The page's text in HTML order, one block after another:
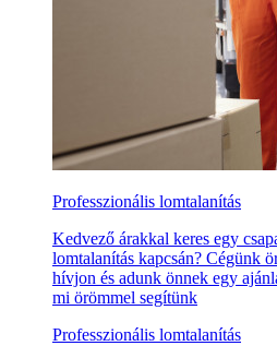
Professzionális lomtalanítás
Kedvező árakkal keres egy
lomtalanítás kapcsán? Cégünk
hívjon és adunk önnek egy
mi örömmel segítünk
Professzionális lomtalanítás